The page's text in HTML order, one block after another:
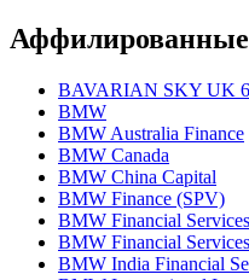
Аффилированные
BAVARIAN SKY UK 6
BMW
BMW Australia Finance
BMW Canada
BMW China Capital
BMW Finance (SPV)
BMW Financial Services
BMW Financial
BMW India Financial